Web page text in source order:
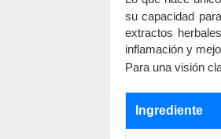
su capacidad
extractos
inflamación y
Para una visión
Ingrediente